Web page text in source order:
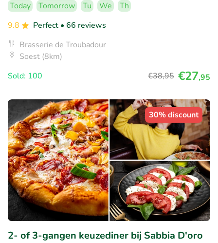
Today Tomorrow Tu We
Th
9.8
Perfect • 66 reviews
Brasserie de Troubadour
Soest (8km)
Sold: 100
€38,95 €27,95
30% discount
2- of 3-gangen keuzediner bij Sabbia D'oro